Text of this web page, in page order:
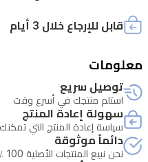
قابل للإرجاع خلال 3 أيام
معلومات
توصيل سريع
استلم منتجك في أسرع وقت
سهولة إعادة المنتج
سياسة إعادة المنتج التي
دائماً موثوقة
نحن نبيع المنتجات الأصلية 100 ٪